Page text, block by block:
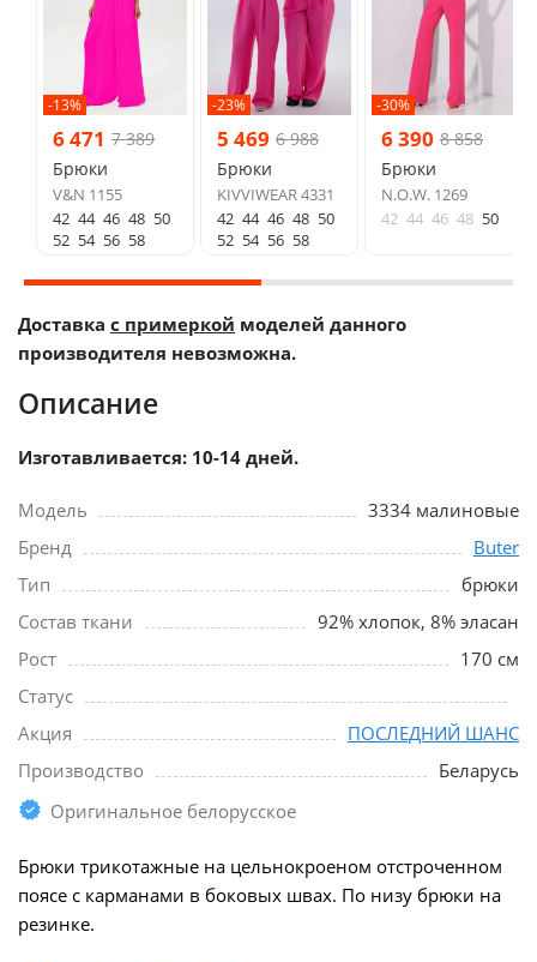
-13%
6 471 7 389
Брюки
V&N 1155
42 44 46 48 50
52 54 56 58
-23%
5 469 6 988
Брюки
KIVVIWEAR 4331
42 44 46 48 50
52 54 56 58
-30%
6 390 8 858
Брюки
N.O.W. 1269
42 44 46 48 50
Доставка с примеркой моделей данного
производителя невозможна.
Описание
Изготавливается: 10-14 дней.
Модель
3334 малиновые
Бренд
Buter
Тип
брюки
Состав ткани
92% хлопок, 8% эласан
Рост
170 см
Статус
Акция
ПОСЛЕДНИЙ ШАНС
Производство
Беларусь
Оригинальное белорусское
Брюки трикотажные на цельнокроеном отстроченном
поясе с карманами в боковых швах. По низу брюки на
резинке.